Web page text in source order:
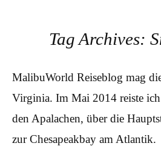
Tag Archives:
MalibuWorld Reiseblog mag
Virginia. Im Mai 2014 reiste
den Apalachen, über die
zur Chesapeakbay am Atlantik.